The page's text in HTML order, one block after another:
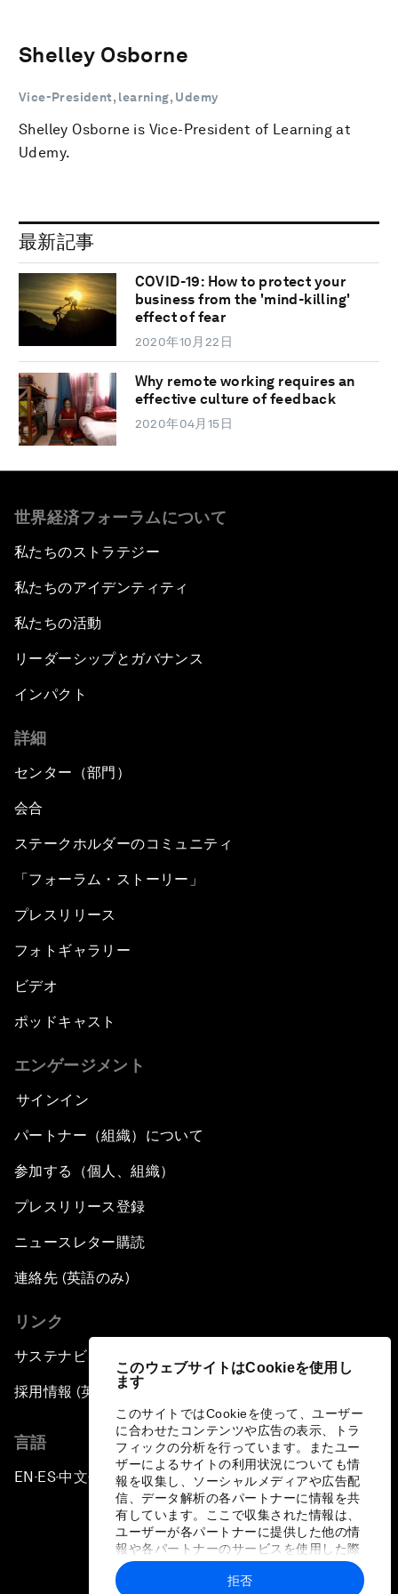
このウェブサイトはCookieを使用し
ます
このサイトではCookieを使って、ユーザー
に合わせたコンテンツや広告の表示、トラ
フィックの分析を行っています。またユー
ザーによるサイトの利用状況についても情
報を収集し、ソーシャルメディアや広告配
信、データ解析の各パートナーに情報を共
有しています。ここで収集された情報は、
ユーザーが各パートナーに提供した他の情
報や各パートナーのサービスを使用した際
に収集された情報と組み合わされ、各パー
トナーによって使用されることがありま
拒否
Shelley Osborne
Vice-President, learning, Udemy
Shelley Osborne is Vice-President of Learning at
Udemy.
最新記事
COVID-19: How to protect your
business from the 'mind-killing'
effect of fear
2020年10月22日
Why remote working requires an
effective culture of feedback
2020年04月15日
世界経済フォーラムについて
私たちのストラテジー
私たちのアイデンティティ
私たちの活動
リーダーシップとガバナンス
インパクト
詳細
センター（部門）
会合
ステークホルダーのコミュニティ
「フォーラム・ストーリー」
プレスリリース
フォトギャラリー
ビデオ
ポッドキャスト
エンゲージメント
サインイン
パートナー（組織）について
参加する（個人、組織）
プレスリリース登録
ニュースレター購読
連絡先 (英語のみ)
リンク
サステナビリティへの取り組み
採用情報 (英語のみ)
言語
EN ▪ES▪中文▪ 日本語